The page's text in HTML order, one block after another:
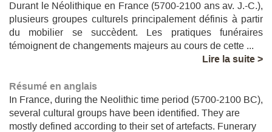
Durant le Néolithique en France (5700-2100 ans av. J.-C.),
plusieurs groupes culturels principalement définis à partir
du mobilier se succèdent. Les pratiques funéraires
témoignent de changements majeurs au cours de cette ...
Lire la suite >
Résumé en anglais
In France, during the Neolithic time period (5700-2100 BC),
several cultural groups have been identified. They are
mostly defined according to their set of artefacts. Funerary